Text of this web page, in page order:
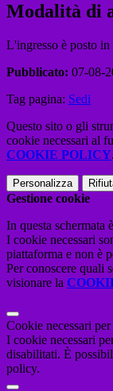
Modalità di
L'ingresso è posto
Pubblicato: 07-08-
Tag pagina: Sedi
Questo sito o gli
cookie necessari al
COOKIE POLICY.
Personalizza
Gestione cookie
In questa schermata
I cookie necessari
piattaforma e non è
Per conoscere quali
visionare la
Cookie necessari
I cookie necessari
disabilitati. È
policy.